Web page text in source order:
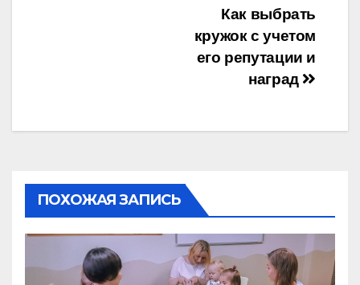
Как выбрать
кружок с учетом
его репутации и
наград
ПОХОЖАЯ ЗАПИСЬ